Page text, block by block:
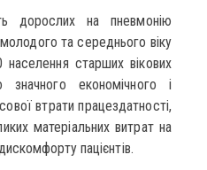
дорослих на пневмонію
та середнього віку
старших вікових
економічного і
втрати працездатності,
матеріальних витрат на
пацієнтів.